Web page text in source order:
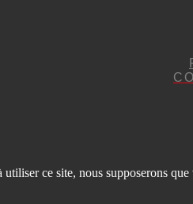
ce site, nous supposerons que